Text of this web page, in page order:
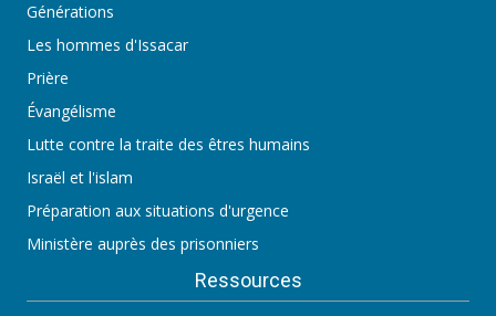
Générations
Les hommes d'Issacar
Prière
Évangélisme
Lutte contre la traite des êtres humains
Israël et l'islam
Préparation aux situations d'urgence
Ministère auprès des prisonniers
Ressources